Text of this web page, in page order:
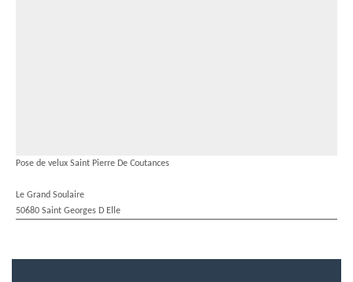
Pose de velux Saint Pierre De Coutances
Le Grand Soulaire
50680 Saint Georges D Elle